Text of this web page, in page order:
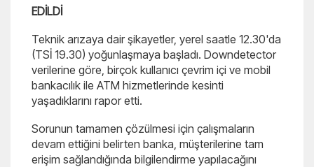
EDİLDİ
Teknik arızaya dair şikayetler, yerel saatle 12.30'da
(TSİ 19.30) yoğunlaşmaya başladı. Downdetector
verilerine göre, birçok kullanıcı çevrim içi ve mobil
bankacılık ile ATM hizmetlerinde kesinti
yaşadıklarını rapor etti.
Sorunun tamamen çözülmesi için çalışmaların
devam ettiğini belirten banka, müşterilerine tam
erişim sağlandığında bilgilendirme yapılacağını